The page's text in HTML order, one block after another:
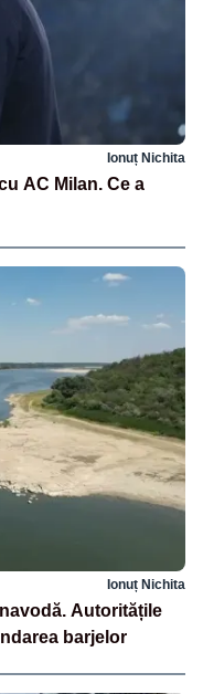
Ionuț Nichita
AC Milan. Ce a
Ionuț Nichita
Autoritățile
barjelor